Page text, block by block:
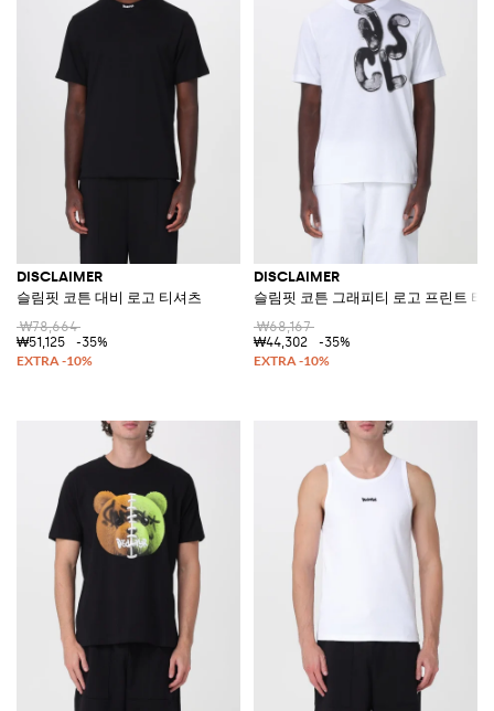
DISCLAIMER
슬림핏 코튼 대비 로고 티셔츠
₩78,664
₩51,125
-35%
DISCLAIMER
슬림핏 코튼 그래피티 로고 프린트 티
₩68,167
₩44,302
-35%